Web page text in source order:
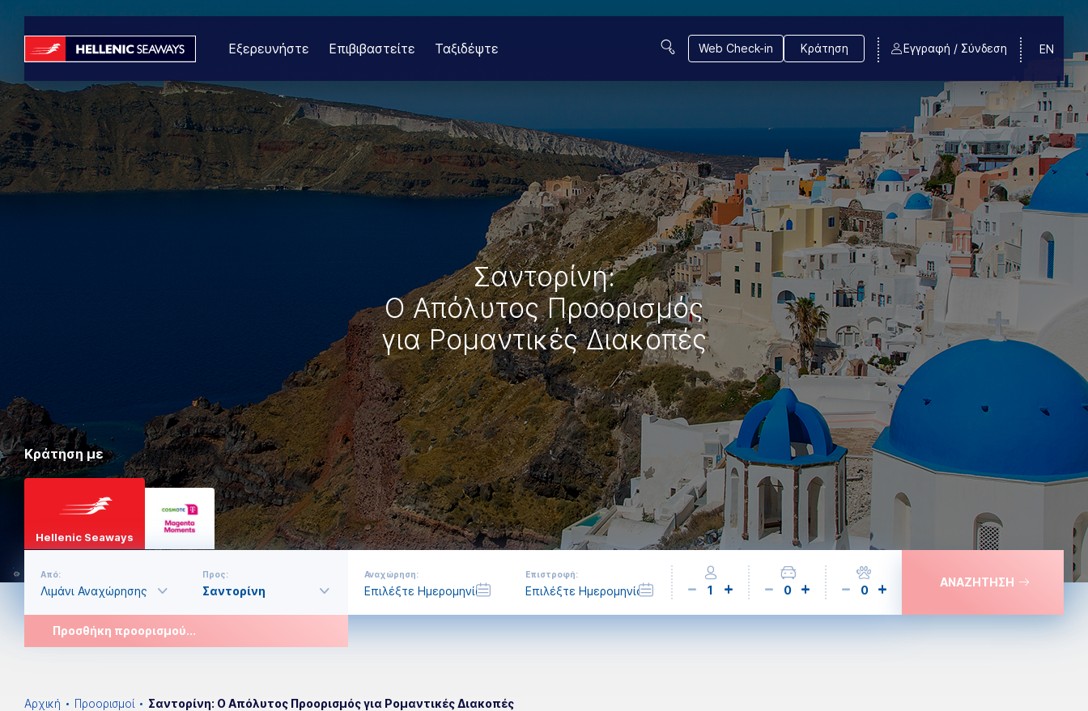
Εξερευνήστε Επιβιβαστείτε Ταξιδέψτε Web Check-in Κράτηση EN
Εγγραφή / Σύνδεση
Σαντορίνη:
Ο Απόλυτος Προορισμός
για Ρομαντικές Διακοπές
Κράτηση με
Hellenic Seaways
Από: Προς: Αναχώρηση: Επιστροφή:
Προσθήκη προορισμού...
1 0 0
ΑΝΑΖΗΤΗΣΗ
Αρχική Προορισμοί Σαντορίνη: Ο Απόλυτος Προορισμός για Ρομαντικές Διακοπές